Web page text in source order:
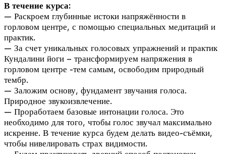
В течение курса:
— Раскроем глубинные истоки напряжённости в
горловом центре, с помощью специальных медитаций и
практик.
— За счет уникальных голосовых упражнений и практик
Кундалини йоги – трансформируем напряжения в
горловом центре -тем самым, освободим природный
тембр.
— Заложим основу, фундамент звучания голоса.
Природное звукоизвлечение.
— Проработаем базовые интонации голоса. Это
необходимо для того, чтобы голос звучал максимально
искренне. В течение курса будем делать видео-съёмки,
чтобы нивелировать страх видимости.